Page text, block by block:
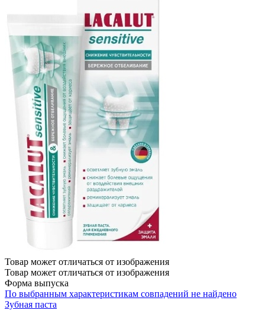
Товар может отличаться от изображения
Товар может отличаться от изображения
Форма выпуска
По выбранным характеристикам совпадений не найдено
Зубная паста